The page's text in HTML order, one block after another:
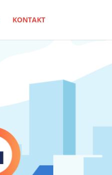
KONTAKT